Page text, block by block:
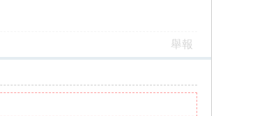
舉報